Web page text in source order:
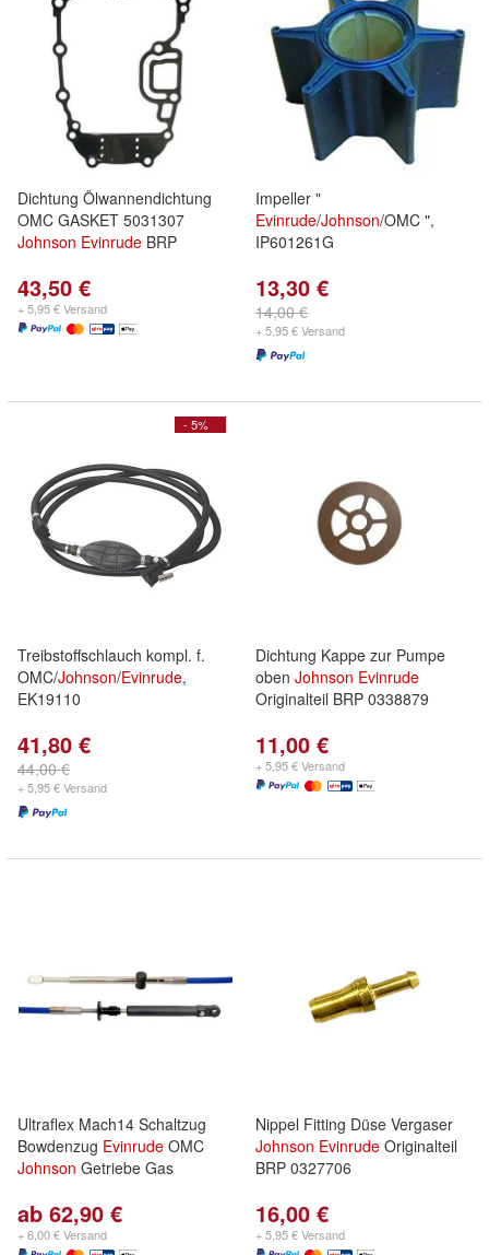
Dichtung Ölwannendichtung
OMC GASKET 5031307
Johnson Evinrude BRP
43,50 €
+ 5,95 € Versand
Impeller "
Evinrude/Johnson/OMC ",
IP601261G
13,30 €
14,00 €
+ 5,95 € Versand
- 5%
Treibstoffschlauch kompl. f.
OMC/Johnson/Evinrude,
EK19110
41,80 €
44,00 €
+ 5,95 € Versand
Dichtung Kappe zur Pumpe
oben Johnson Evinrude
Originalteil BRP 0338879
11,00 €
+ 5,95 € Versand
Ultraflex Mach14 Schaltzug
Bowdenzug Evinrude OMC
Johnson Getriebe Gas
ab 62,90 €
+ 6,00 € Versand
Nippel Fitting Düse Vergaser
Johnson Evinrude Originalteil
BRP 0327706
16,00 €
+ 5,95 € Versand